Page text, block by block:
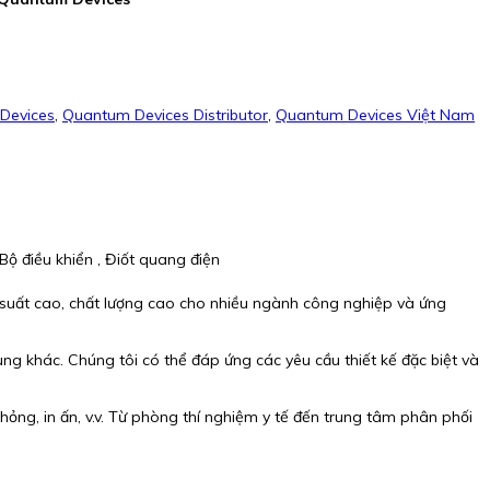
, Quantum Devices Distributor, Quantum Devices Việt Nam
điều khiển , Điốt quang điện
cao, chất lượng cao cho nhiều ngành công nghiệp và ứng
khác. Chúng tôi có thể đáp ứng các yêu cầu thiết kế đặc biệt và
in ấn, v.v. Từ phòng thí nghiệm y tế đến trung tâm phân phối